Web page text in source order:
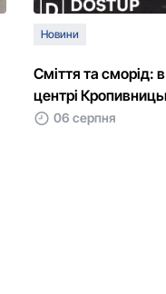
Новини
Сміття та сморід:
центрі
06 серпня